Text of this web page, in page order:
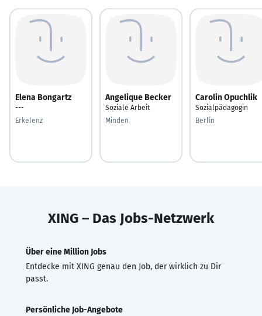
Elena Bongartz
---
Erkelenz
Angelique Becker
Soziale Arbeit
Minden
Carolin Opuchlik
Sozialpädagogin
Berlin
XING – Das Jobs-Netzwerk
Über eine Million Jobs
Entdecke mit XING genau den Job, der wirklich zu Dir
passt.
Persönliche Job-Angebote